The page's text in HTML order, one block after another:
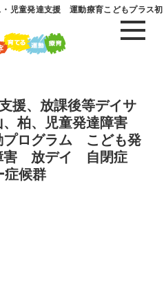
児童発達支援 運動療育こどもプラス初
援、放課後等デイサ
、柏、児童発達障害
ログラム こども発
害 放デイ 自閉症
症候群